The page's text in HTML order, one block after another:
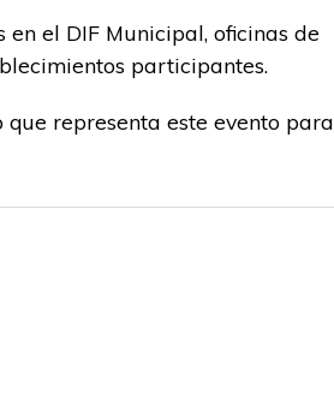
el DIF Municipal, oficinas de
participantes.
representa este evento para